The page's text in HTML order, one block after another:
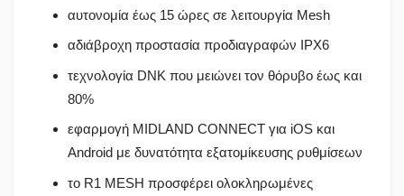
αυτονομία έως 15 ώρες σε λειτουργία Mesh
αδιάβροχη προστασία προδιαγραφών IPX6
τεχνολογία DNK που μειώνει τον θόρυβο έως και
80%
εφαρμογή MIDLAND CONNECT για iOS και
Android με δυνατότητα εξατομίκευσης ρυθμίσεων
το R1 MESH προσφέρει ολοκληρωμένες